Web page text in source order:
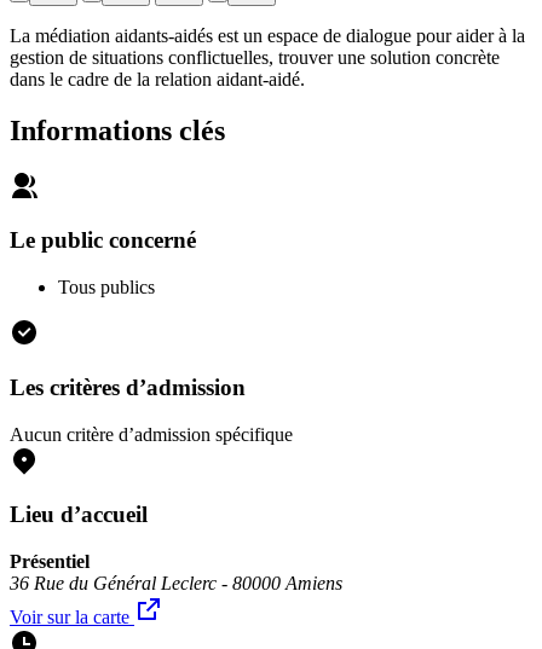
La médiation aidants-aidés est un espace de dialogue pour aider à la
gestion de situations conflictuelles, trouver une solution concrète
dans le cadre de la relation aidant-aidé.
Informations clés
Le public concerné
Tous publics
Les critères d’admission
Aucun critère d’admission spécifique
Lieu d’accueil
Présentiel
36 Rue du Général Leclerc - 80000 Amiens
Voir sur la carte